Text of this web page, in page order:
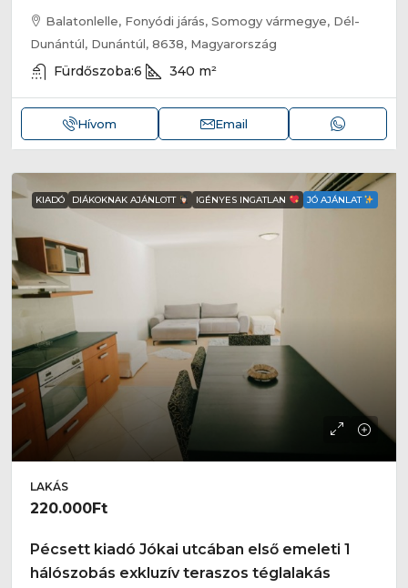
Balatonlelle, Fonyódi járás, Somogy vármegye, Dél-
Dunántúl, Dunántúl, 8638, Magyarország
Fürdőszoba:6 340 m²
Hívom Email
KIADÓ DIÁKOKNAK AJÁNLOTT IGÉNYES INGATLAN JÓ AJÁNLAT
LAKÁS
220.000Ft
Pécsett kiadó Jókai utcában első emeleti 1
hálószobás exkluzív teraszos téglalakás